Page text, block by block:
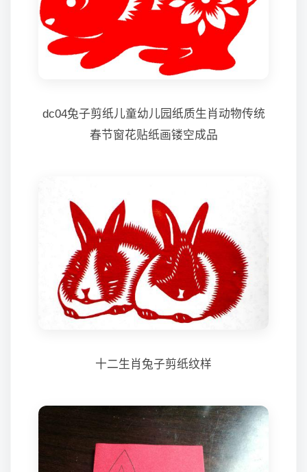
dc04兔子剪纸儿童幼儿园纸质生肖动物传统
春节窗花贴纸画镂空成品
十二生肖兔子剪纸纹样